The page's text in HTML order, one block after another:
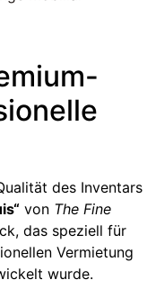
des Inventars
von The Fine
das speziell für
Vermietung
wurde.